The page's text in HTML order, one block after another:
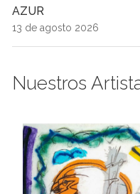
AZUR
13 de agosto 2026
Nuestros